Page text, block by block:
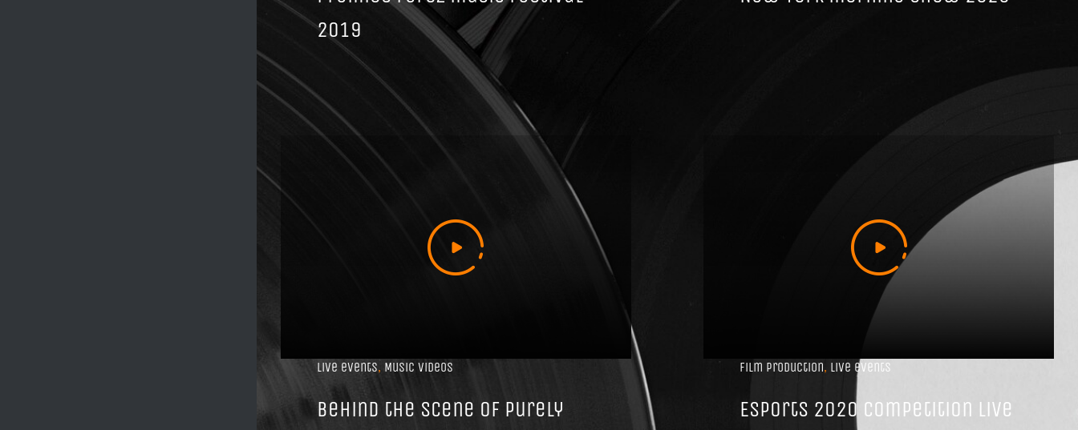
2019
Live events, Music videos
Behind the scene of Purely
Film production, Live events
Esports 2020 competition live